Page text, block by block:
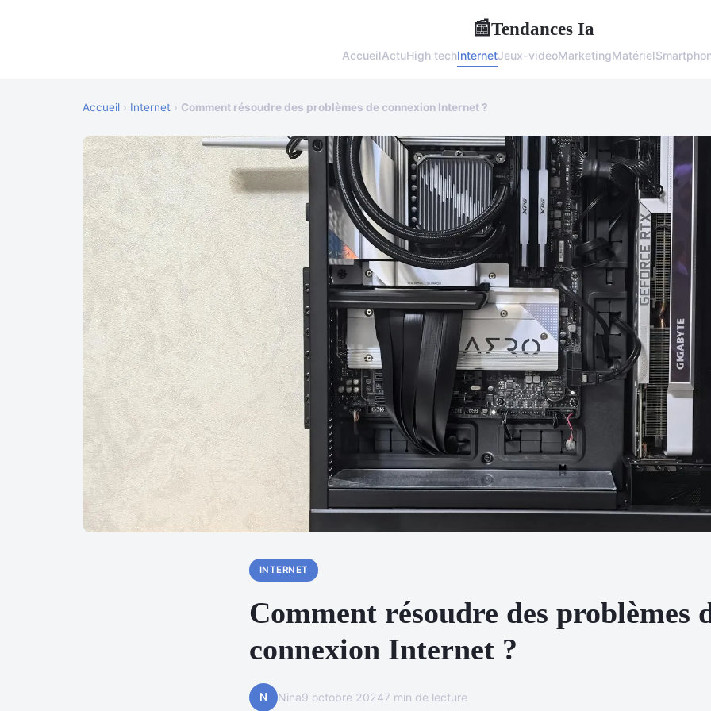
📰Tendances Ia
AccueilActuHigh techInternetJeux-videoMarketingMatériel
Accueil › Internet › Comment résoudre des problèmes de connexion Internet ?
INTERNET
Comment résoudre des problèmes
connexion Internet ?
N Nina9 octobre 20247 min de lecture